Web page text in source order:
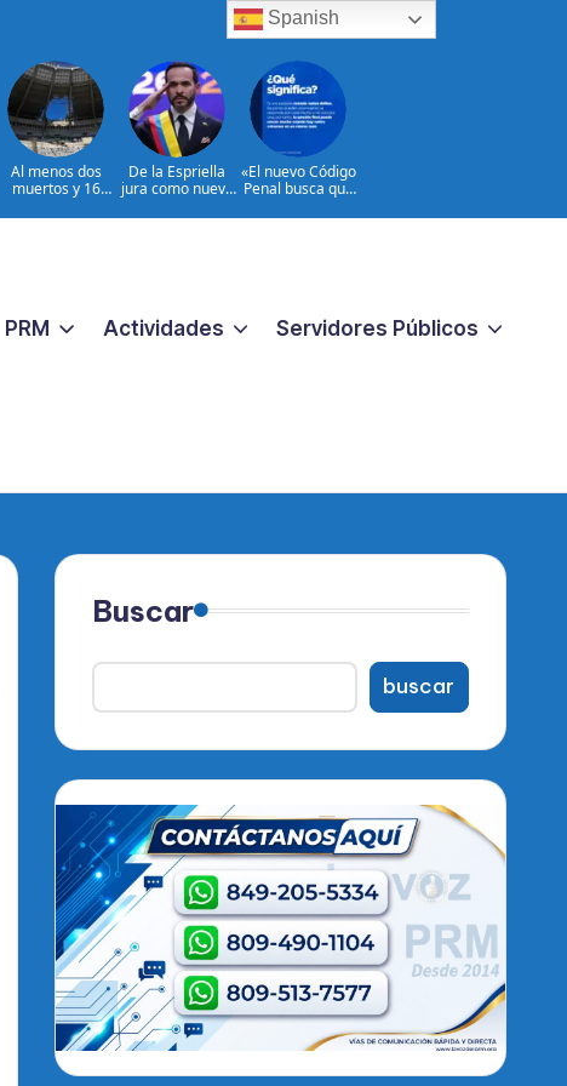
Al menos dos
muertos y 16
ataques rusos a
De la Espriella
jura como nuevo
Colombia
«El nuevo Código
Penal busca que
extremos no
PRM Actividades Servidores Públicos
Buscar
buscar
Spanish